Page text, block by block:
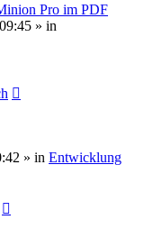
Pro im PDF
» in
» in Entwicklung